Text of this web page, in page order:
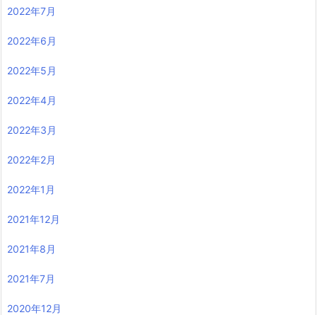
2022年7月
2022年6月
2022年5月
2022年4月
2022年3月
2022年2月
2022年1月
2021年12月
2021年8月
2021年7月
2020年12月